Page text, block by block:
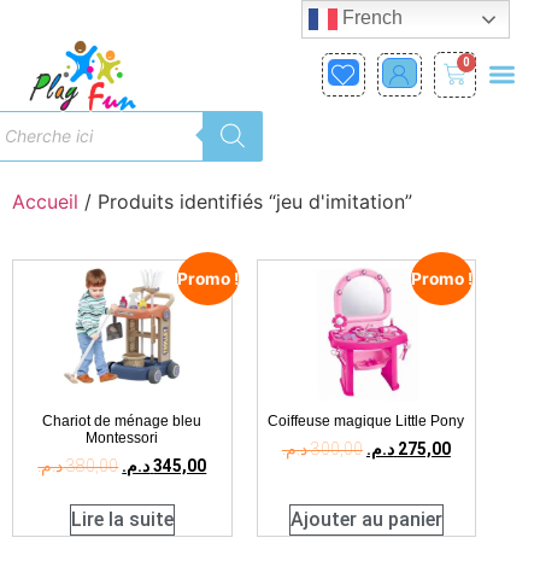
0
Accueil / Produits identifiés “jeu d'imitation”
Promo !
Chariot de ménage bleu
Montessori
380,00د.م. 345,00 د.م.
Lire la suite
Promo !
Coiffeuse magique Little Pony
300,00د.م. 275,00 د.م.
Ajouter au panier
French